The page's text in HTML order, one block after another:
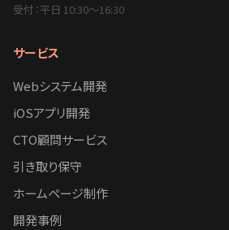
受付：平日 10:30〜16:30
サービス
Webシステム開発
iOSアプリ開発
CTO顧問サービス
引き取り保守
ホームページ制作
開発事例